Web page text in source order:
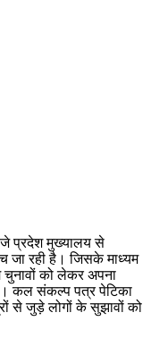
प्रदेश मुख्यालय से
जा रही है। जिसके माध्यम
को लेकर अपना
कल संकल्प पत्र पेटिका
से जुड़े लोगों के सुझावों को